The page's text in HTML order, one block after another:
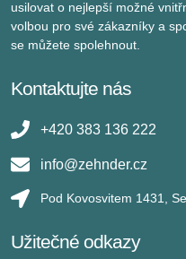
usilovat o nejlepší možné
volbou pro své zákazníky a
se můžete spolehnout.
Kontaktujte nás
+420 383 136 222
info@zehnder.cz
Pod Kovosvitem 1431,
Užitečné odkazy